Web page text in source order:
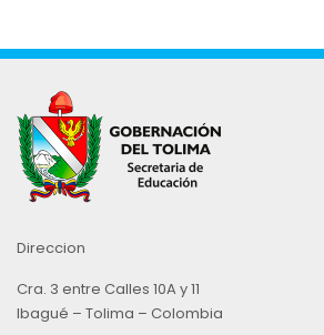
Direccion
Cra. 3 entre Calles 10A y 11
Ibagué – Tolima – Colombia